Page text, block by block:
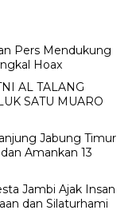
Pers Mendukung
Hoax
AL TALANG
SATU MUARO
Jabung Timur
Amankan 13
Jambi Ajak Insan
dan Silaturhami